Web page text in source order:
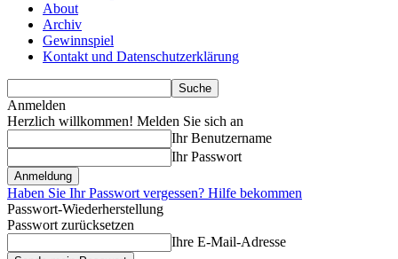
About
Archiv
Gewinnspiel
Kontakt und Datenschutzerklärung
Anmelden
Herzlich willkommen! Melden Sie sich an
Ihr Benutzername
Ihr Passwort
Haben Sie Ihr Passwort vergessen? Hilfe bekommen
Passwort-Wiederherstellung
Passwort zurücksetzen
Ihre E-Mail-Adresse